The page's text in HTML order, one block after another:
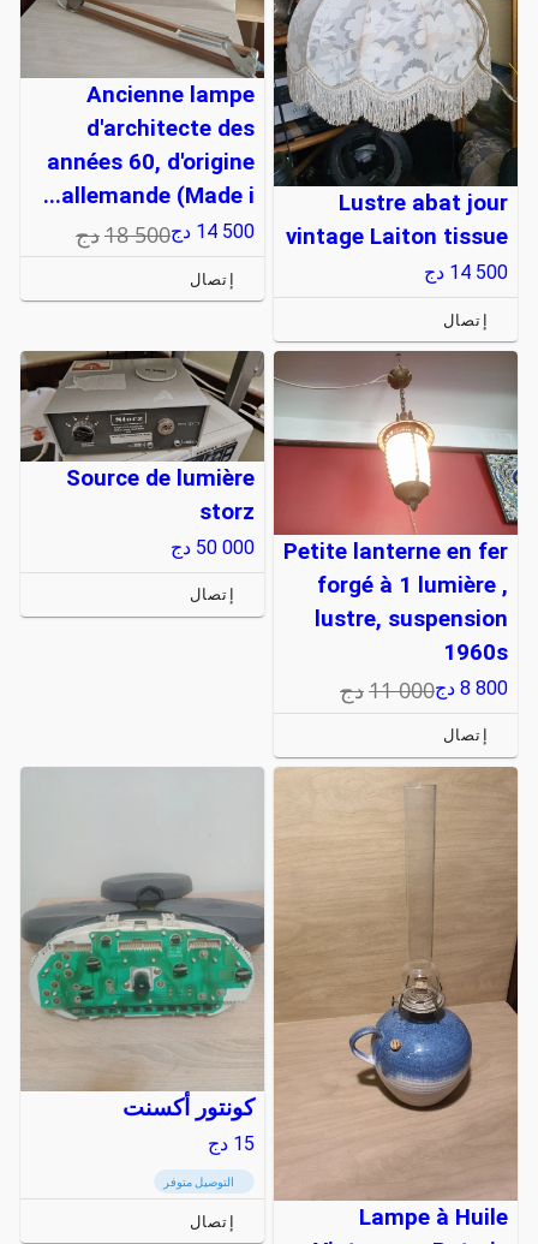
Lustre abat jour
vintage Laiton tissue
14 500 دج
إتصال
Ancienne lampe
d'architecte des
années 60, d'origine
allemande (Made i...
14 500 دج18 500دج
إتصال
Petite lanterne en fer
forgé à 1 lumière ,
lustre, suspension
1960s
8 800 دج11 000دج
إتصال
Source de lumière
storz
50 000 دج
إتصال
Lampe à Huile
كونتور أكسنت
15 دج
التوصيل متوفر
إتصال